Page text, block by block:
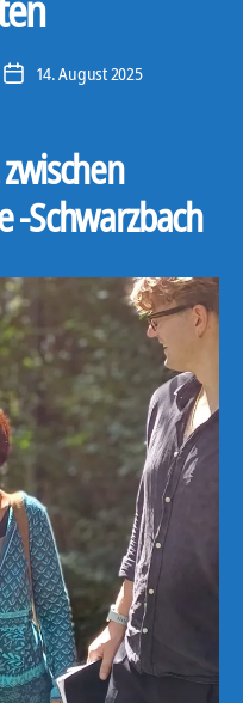
Veröffentlichungsdatum
14. August 2025
-Schwarzbach